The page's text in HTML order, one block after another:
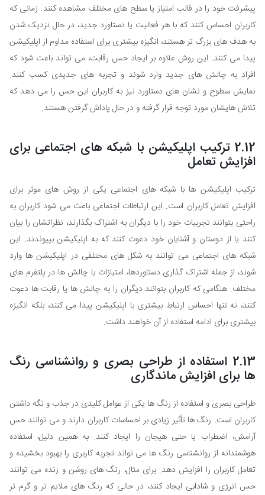
پیشرفت خود را در قالب امتیاز یا سطح های مختلف مشاهده کنند. زمانی که
کاربران احساس کنند که با هر فعالیت یا دستاورد جدید، در حال نزدیک شدن
به هدف های بزرگ تر هستند، انگیزه بیشتری برای استفاده مداوم از اپلیکیشن
پیدا می کنند. این روش علاوه بر ایجاد حس رقابت، می تواند باعث شود که
افراد به چالش های جدید وارد شوند و تجربه های جدیدی کسب کنند.
نمایش سطوح و نشان های دستاورد نیز به کاربران این حس را می دهد که
تلاش هایشان مورد توجه قرار گرفته و در حال پاداش گرفتن هستند.
2.12 ترکیب اپلیکیشن با شبکه های اجتماعی برای
افزایش تعامل
ترکیب اپلیکیشن ها با شبکه های اجتماعی یکی از روش های موثر برای
افزایش تعامل کاربران است. این ارتباطات اجتماعی باعث می شود کاربران به
راحتی بتوانند تجربیات خود را با دیگران به اشتراک بگذارند، نظراتشان را بیان
کنند یا از دوستان و آشنایان خود دعوت کنند که به اپلیکیشن بپیوندند. این
شبکه های اجتماعی می توانند به شکل های مختلفی در اپلیکیشن ها وارد
شوند، از جمله اشتراک گذاری دستاوردها، امتیازات یا چالش ها در پلتفرم های
مختلف. هنگامی که کاربران بتوانند دیگران را به چالش ها یا رقابت ها دعوت
کنند، نه تنها احساس ارتباط بیشتری با اپلیکیشن پیدا می کنند، بلکه انگیزه
بیشتری برای ادامه استفاده از آن خواهند داشت.
2.13 استفاده از طراحی بصری و روانشناسی رنگ
ها برای افزایش ماندگاری
طراحی بصری و استفاده از رنگ ها یکی از عوامل کلیدی در جذب و نگه داشتن
کاربران است. رنگ ها تأثیر زیادی بر احساسات کاربران دارند و می توانند حس
آرامش، اضطراب یا حتی هیجان را ایجاد کنند. به همین دلیل، استفاده
هوشمندانه از روانشناسی رنگ ها می تواند تجربه کاربری را بهبود بخشیده و
تعامل کاربران را افزایش دهد. برای مثال، رنگ های روشن و زنده می توانند
حس انرژی و شادابی ایجاد کنند، در حالی که رنگ های ملایم تر و گرم تر